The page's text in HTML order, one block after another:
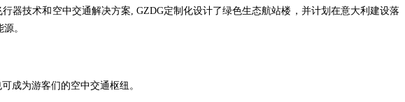
器技术和空中交通解决方案, GZDG定制化设计了绿色生态航站楼，并计划在意大利建设落
。
成为游客们的空中交通枢纽。